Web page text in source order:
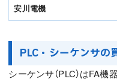
安川電機
PLC・シーケンサの
シーケンサ（PLC）はFA機